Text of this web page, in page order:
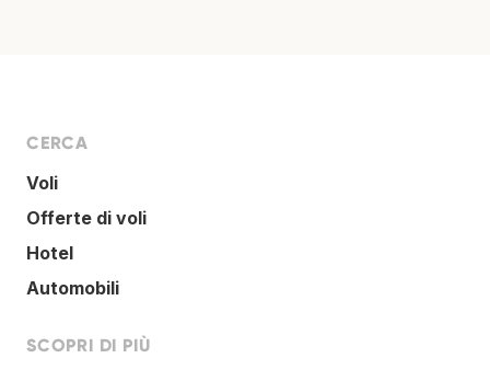
CERCA
Voli
Offerte di voli
Hotel
Automobili
SCOPRI DI PIÙ